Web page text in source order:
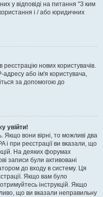
у відповіді на питання "З ким
і / або юридичних
нових користувачів.
або ім'я користувача,
за допомогою до
увійти!
Якщо вони вірні, то можливі два
і при реєстрації ви вказали, що
На деяких форумах
записи були активовані
до входу в систему. Ця
Якщо вам було
інструкцій. Якщо
що ви вказали неправильну